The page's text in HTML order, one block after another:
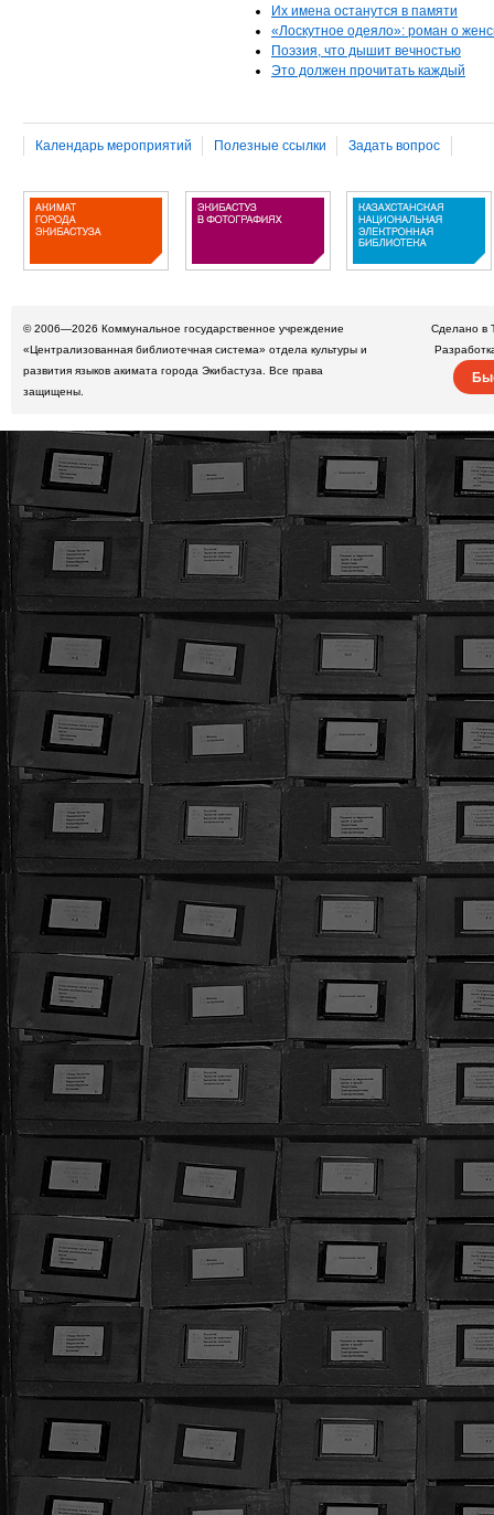
Их имена останутся в памяти
«Лоскутное одеяло»: роман о
Поэзия, что дышит вечностью
Это должен прочитать каждый
Календарь мероприятий Полезные ссылки Задать вопрос
© 2006—2026 Коммунальное государственное учреждение
«Централизованная библиотечная система» отдела культуры и
развития языков акимата города Экибастуза. Все права
защищены.
Сделано в